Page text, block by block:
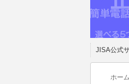
JISA公式
ホーム